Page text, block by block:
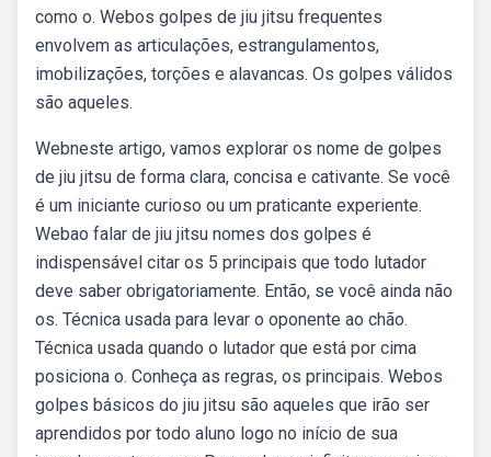
como o. Webos golpes de jiu jitsu frequentes
envolvem as articulações, estrangulamentos,
imobilizações, torções e alavancas. Os golpes válidos
são aqueles.
Webneste artigo, vamos explorar os nome de golpes
de jiu jitsu de forma clara, concisa e cativante. Se você
é um iniciante curioso ou um praticante experiente.
Webao falar de jiu jitsu nomes dos golpes é
indispensável citar os 5 principais que todo lutador
deve saber obrigatoriamente. Então, se você ainda não
os. Técnica usada para levar o oponente ao chão.
Técnica usada quando o lutador que está por cima
posiciona o. Conheça as regras, os principais. Webos
golpes básicos do jiu jitsu são aqueles que irão ser
aprendidos por todo aluno logo no início de sua